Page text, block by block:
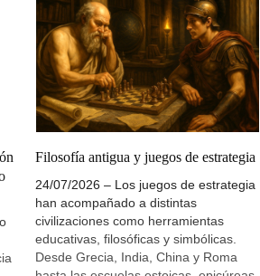
Dominguez Perez - Liang (C84)
New Opening Trend
Ivanchuk - Tutisani (A31)
1d
New Opening Trend
Vokhidov - Inarkiev (C84)
1d
New Opening Trend
Atabayev - Anton Guijarro (B11)
New Opening Trend
Sindarov - Giri (C58)
New Opening Trend
Van Foreest - So (C28)
1d
New Opening Trend
Liang - Caruana (C01)
New Opening Trend
Filosofía antigua y juegos de estrategia
24/07/2026 – Los juegos de estrategia
han acompañado a distintas
civilizaciones como herramientas
educativas, filosóficas y simbólicas.
Desde Grecia, India, China y Roma